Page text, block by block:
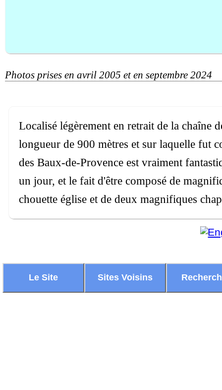
Photos prises en avril 2005 et en septembre 2024
Localisé légèrement en retrait de la chaîne
longueur de 900 mètres et sur laquelle fut
des Baux-de-Provence est vraiment
un jour, et le fait d'être composé de
chouette église et de deux magnifiques
Le Site Sites Voisins